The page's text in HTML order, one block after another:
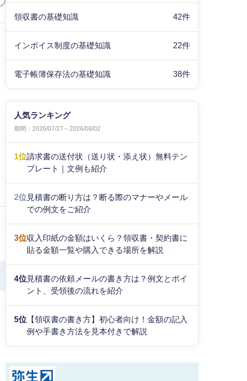
領収書の基礎知識 42件
インボイス制度の基礎知識 22件
電子帳簿保存法の基礎知識 38件
人気ランキング
期間：2026/07/27～2026/08/02
1位請求書の送付状（送り状・添え状）無料テン
プレート｜文例も紹介
2位見積書の断り方は？断る際のマナーやメール
での例文をご紹介
3位収入印紙の金額はいくら？領収書・契約書に
貼る金額一覧や購入できる場所を解説
4位見積書の依頼メールの書き方は？例文とポイ
ント、受領後の流れを紹介
5位 【領収書の書き方】初心者向け！金額の記入
例や手書き方法を見本付きで解説